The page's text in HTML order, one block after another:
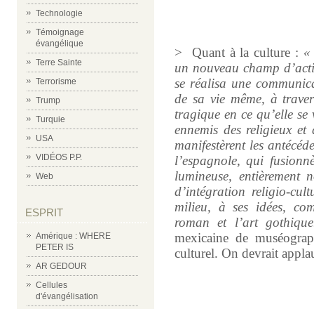
Technologie
Témoignage
évangélique
Terre Sainte
Terrorisme
Trump
Turquie
USA
VIDÉOS P.P.
Web
ESPRIT
Amérique : WHERE
PETER IS
AR GEDOUR
Cellules
d'évangélisation
> Quant à la culture : «
un nouveau champ
se réalisa une
de sa vie même, à
tragique en ce qu’elle
ennemis des religieux
manifestèrent les
l’espagnole, qui
lumineuse,
d’intégration religio-
milieu, à ses idées,
roman et l’art
mexicaine de
culturel. On devrait